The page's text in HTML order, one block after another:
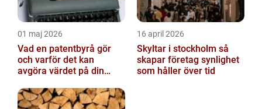
01 maj 2026
Vad en patentbyrå gör
och varför det kan
avgöra värdet på din
16 april 2026
Skyltar i stockholm så
skapar företag synlighet
som håller över tid